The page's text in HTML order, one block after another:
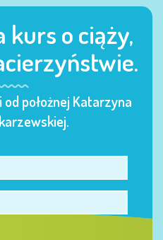
kurs o ciąży,
położnej Katarzyna